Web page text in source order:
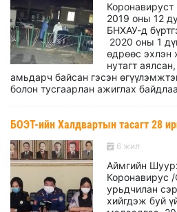
2019 оны 12
БНХАУ-д
2020 оны 1
өдрөөс эхлэн
нутагт
амьдарч байсан гэсэн
болон тусгаарлан ажиглах
БОЭТ-ийн Халдвартын тасагт 28
6 жил
Аймгийн
Коронавирус
урьдчилан
хийгдэж буй